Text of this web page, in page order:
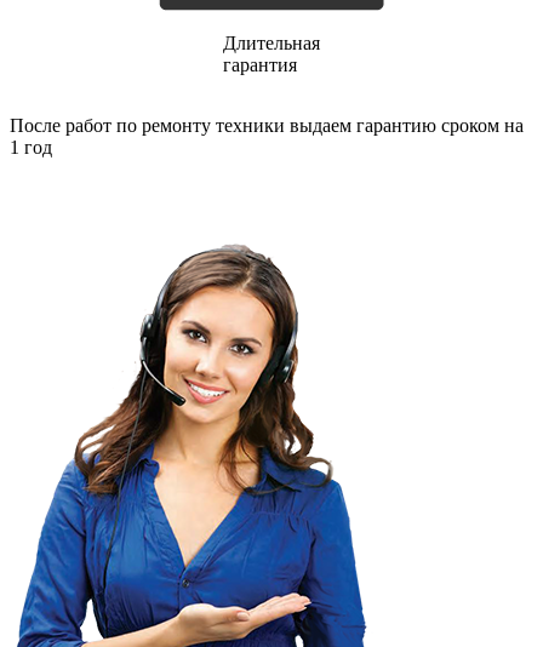
фонарей
фонокорректоров
форматно-раскроечных центров
фотоаппаратов
фотоаппаратов моментальной печати
фрезерных станков
фритюрниц
фризеров для мороженого
фуговальных станков
гайковертов
гастрономических машин
газонных граблей с электроприводом
газонокосилки-робота
газонокосилок
газонокосильных машин
газовых горелок
газовых колонок
газовых плит
газовой поверхности
геймпадов
генераторов
генераторов азота
генераторов дыма
Длительная
гарантия
После работ по ремонту техники выдаем гарантию сроком на
1 год